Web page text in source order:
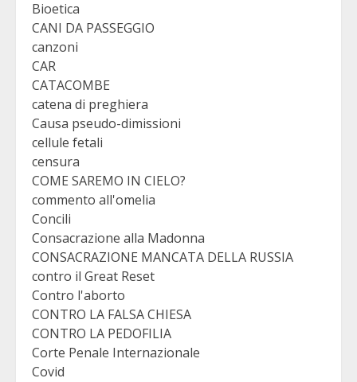
Bioetica
CANI DA PASSEGGIO
canzoni
CAR
CATACOMBE
catena di preghiera
Causa pseudo-dimissioni
cellule fetali
censura
COME SAREMO IN CIELO?
commento all'omelia
Concili
Consacrazione alla Madonna
CONSACRAZIONE MANCATA DELLA RUSSIA
contro il Great Reset
Contro l'aborto
CONTRO LA FALSA CHIESA
CONTRO LA PEDOFILIA
Corte Penale Internazionale
Covid